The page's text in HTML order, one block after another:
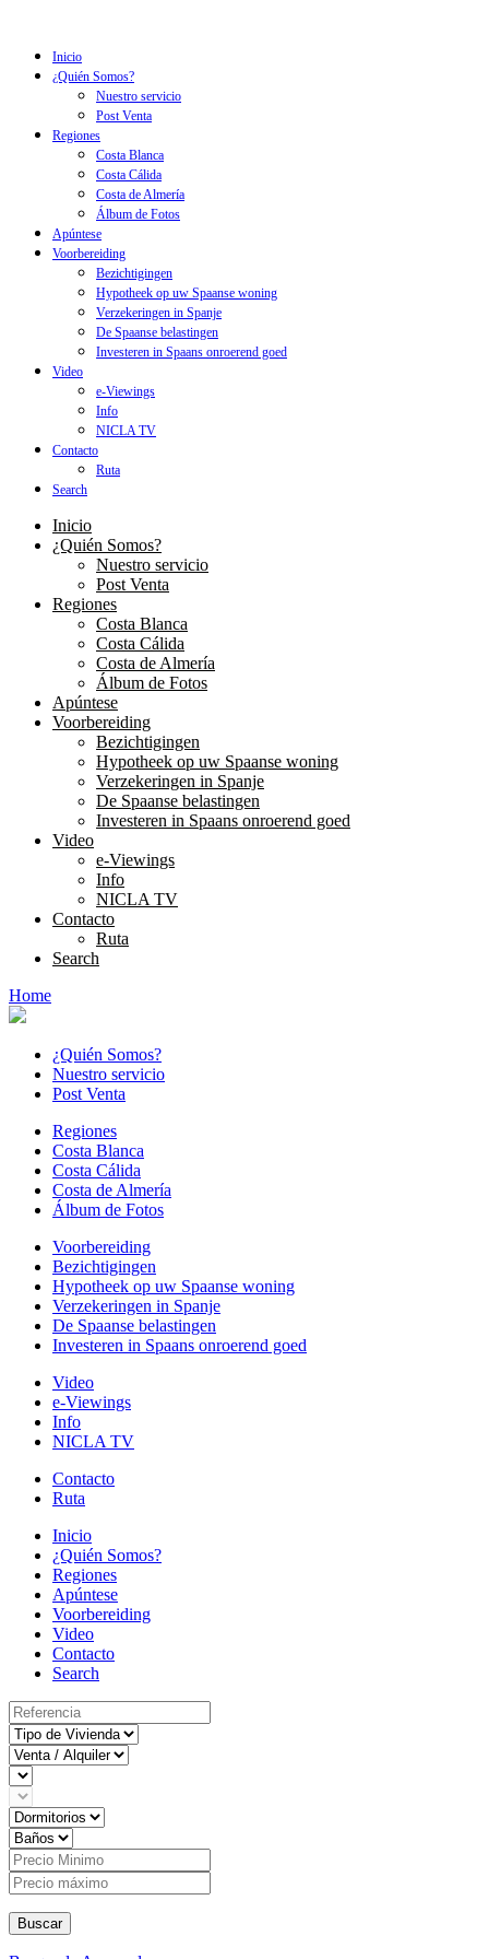
Inicio
¿Quién Somos?
Nuestro servicio
Post Venta
Regiones
Costa Blanca
Costa Cálida
Costa de Almería
Álbum de Fotos
Apúntese
Voorbereiding
Bezichtigingen
Hypotheek op uw Spaanse woning
Verzekeringen in Spanje
De Spaanse belastingen
Investeren in Spaans onroerend goed
Video
e-Viewings
Info
NICLA TV
Contacto
Ruta
Search
Inicio
¿Quién Somos?
Nuestro servicio
Post Venta
Regiones
Costa Blanca
Costa Cálida
Costa de Almería
Álbum de Fotos
Apúntese
Voorbereiding
Bezichtigingen
Hypotheek op uw Spaanse woning
Verzekeringen in Spanje
De Spaanse belastingen
Investeren in Spaans onroerend goed
Video
e-Viewings
Info
NICLA TV
Contacto
Ruta
Search
Home
¿Quién Somos?
Nuestro servicio
Post Venta
Regiones
Costa Blanca
Costa Cálida
Costa de Almería
Álbum de Fotos
Voorbereiding
Bezichtigingen
Hypotheek op uw Spaanse woning
Verzekeringen in Spanje
De Spaanse belastingen
Investeren in Spaans onroerend goed
Video
e-Viewings
Info
NICLA TV
Contacto
Ruta
Inicio
¿Quién Somos?
Regiones
Apúntese
Voorbereiding
Video
Contacto
Search
Buscar